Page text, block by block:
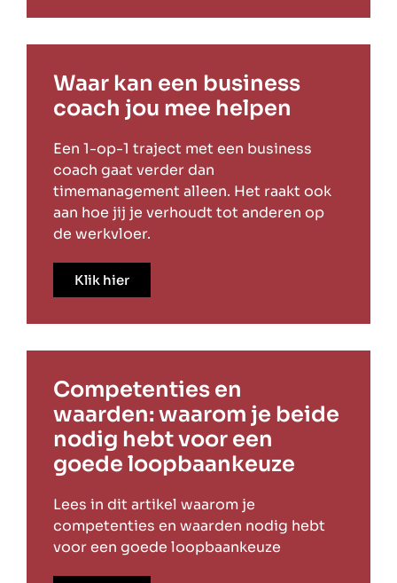
Waar kan een business
coach jou mee helpen
Een 1-op-1 traject met een business
coach gaat verder dan
timemanagement alleen. Het raakt ook
aan hoe jij je verhoudt tot anderen op
de werkvloer.
Klik hier
Competenties en
waarden: waarom je beide
nodig hebt voor een
goede loopbaankeuze
Lees in dit artikel waarom je
competenties en waarden nodig hebt
voor een goede loopbaankeuze